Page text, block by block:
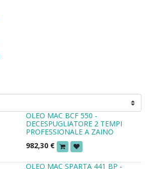
OLEO MAC BCF 550 -
DECESPUGLIATORE 2 TEMPI
PROFESSIONALE A ZAINO
982,30 €
OLEO MAC SPARTA 441 BP -